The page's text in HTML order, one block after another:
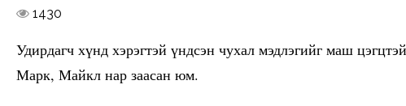
1430
Удирдагч хүнд хэрэгтэй үндсэн чухал мэдлэгийг маш
Марк, Майкл нар заасан юм.